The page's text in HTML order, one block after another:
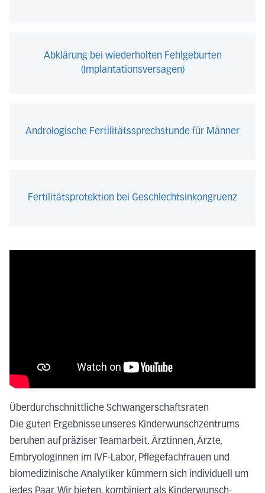
Abklärung bei wiederholten Fehlgeburten
(Implantationsversagen)
Andrologische Fertilitätssprechstunde für Männer
Fertilitätsprotektion bei Geschlechtsinkongruenz
Überdurchschnittliche Schwangerschaftsraten
Die guten Ergebnisse unseres Kinderwunschzentrums
beruhen auf präziser Teamarbeit. Ärztinnen, Ärzte,
Embryologinnen im IVF-Labor, Pflegefachfrauen und
biomedizinische Analytiker kümmern sich individuell
um
jedes Paar. Wir bieten, kombiniert als Kinderwunsch-